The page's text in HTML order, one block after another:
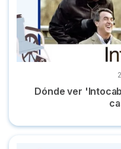
Dónde ver
Dónde ver 'Mujercitas'